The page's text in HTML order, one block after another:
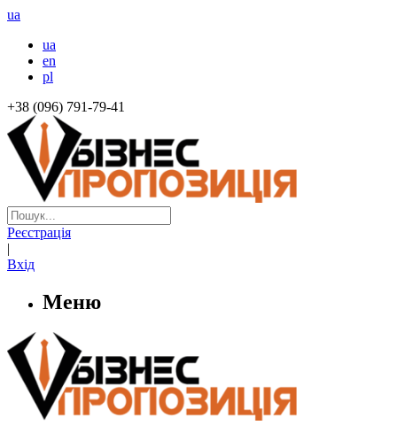
ua
ua
en
pl
+38 (096) 791-79-41
Реєстрація
|
Вхід
Меню